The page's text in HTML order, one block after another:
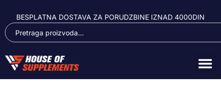
BESPLATNA DOSTAVA ZA PORUDZBINE IZNAD 4000DIN